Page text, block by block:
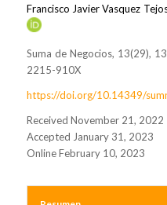
Francisco Javier Vasquez
Suma de Negocios, 13(29),
2215-910X
https://doi.org/10.14349/
Received November 21, 2022
Accepted January 31, 2023
Online February 10, 2023